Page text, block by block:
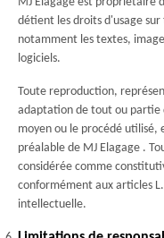
détient les droits d'usage sur
notamment les textes,
logiciels.
Toute reproduction,
adaptation de tout ou partie
moyen ou le procédé
préalable de MJ Elagage .
considérée comme
conformément aux articles
intellectuelle.